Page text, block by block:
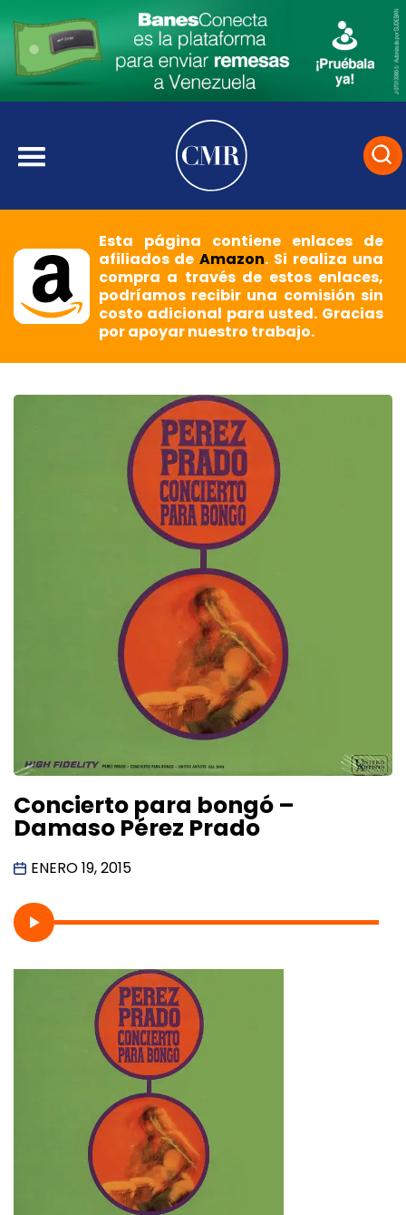
Esta página contiene enlaces de
afiliados deAmazon. Si realiza una
compra a través de estos enlaces,
podríamos recibir una comisión sin
costo adicional para usted. Gracias
por apoyar nuestro trabajo.
Concierto para bongó –
Damaso Pérez Prado
ENERO 19, 2015